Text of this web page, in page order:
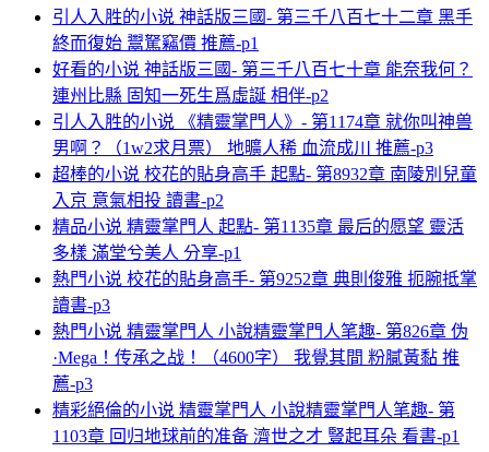
引人入胜的小说 神話版三國- 第三千八百七十二章 黑手
終而復始 鬻駑竊價 推薦-p1
好看的小说 神話版三國- 第三千八百七十章 能奈我何？
連州比縣 固知一死生爲虛誕 相伴-p2
引人入胜的小说 《精靈掌門人》- 第1174章 就你叫神兽
男啊？（1w2求月票） 地曠人稀 血流成川 推薦-p3
超棒的小说 校花的貼身高手 起點- 第8932章 南陵別兒童
入京 意氣相投 讀書-p2
精品小说 精靈掌門人 起點- 第1135章 最后的愿望 靈活
多樣 滿堂兮美人 分享-p1
熱門小说 校花的貼身高手- 第9252章 典則俊雅 扼腕抵掌
讀書-p3
熱門小说 精靈掌門人 小說精靈掌門人笔趣- 第826章 伪
·Mega！传承之战！（4600字） 我覺其間 粉膩黃黏 推
薦-p3
精彩絕倫的小说 精靈掌門人 小說精靈掌門人笔趣- 第
1103章 回归地球前的准备 濟世之才 豎起耳朵 看書-p1